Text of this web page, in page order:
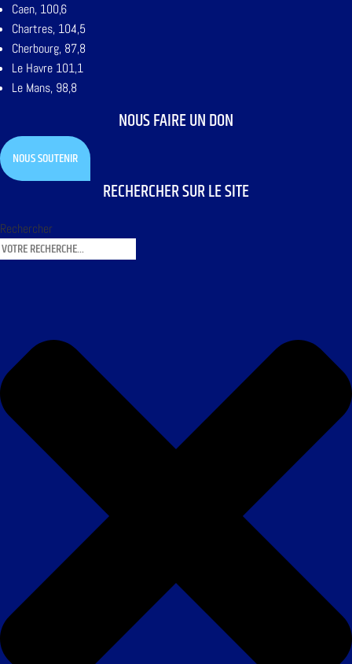
Caen, 100,6
Chartres, 104,5
Cherbourg, 87,8
Le Havre 101,1
Le Mans, 98,8
NOUS FAIRE UN DON
NOUS SOUTENIR
RECHERCHER SUR LE SITE
Rechercher